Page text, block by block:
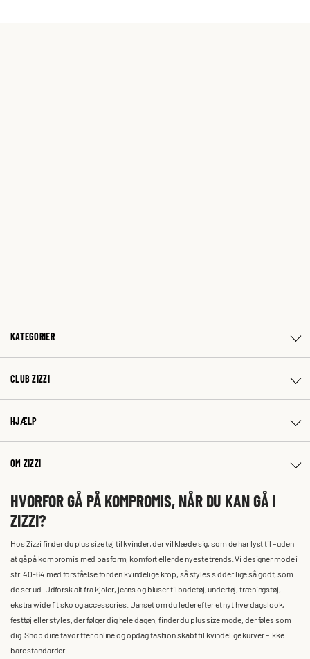
KATEGORIER
CLUB ZIZZI
HJÆLP
OM ZIZZI
HVORFOR GÅ PÅ KOMPROMIS, NÅR DU KAN GÅ I
ZIZZI?
Hos Zizzi finder du plus size tøj til kvinder, der vil klæde sig, som de har lyst til – uden
at gå på kompromis med pasform, komfort eller de nyeste trends. Vi designer mode i
str. 40-64 med forståelse for den kvindelige krop, så styles sidder lige så godt, som
de ser ud. Udforsk alt fra kjoler, jeans og bluser til badetøj, undertøj, træningstøj,
ekstra wide fit sko og accessories. Uanset om du leder efter et nyt hverdagslook,
festtøj eller styles, der følger dig hele dagen, finder du plus size mode, der føles som
dig. Shop dine favoritter online og opdag fashion skabt til kvindelige kurver – ikke
bare standarder.